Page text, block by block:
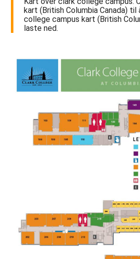
kart (British Columbia Canada) til
college campus kart (British
laste ned.